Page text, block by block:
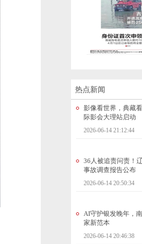
热点新闻
点球大战3:1获胜，
2026-06-14 22:40:11
以“网”为桥 友谊长“
影像看世界，典藏
际影会大理站启动
2026-06-14 21:12:44
36人被追责问责！
事故调查报告公布
2026-06-14 20:50:34
AI守护银发晚年，
家新范本
2026-06-14 20:46:38